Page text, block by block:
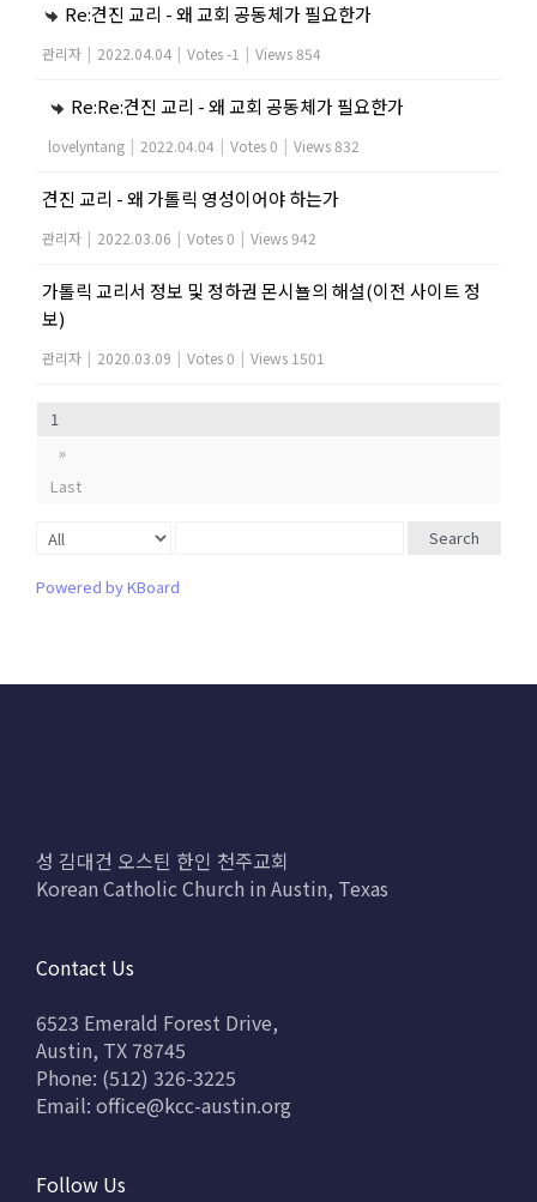
Re:견진 교리 - 왜 교회 공동체가 필요한가
관리자 | 2022.04.04 | Votes -1 | Views 854
Re:Re:견진 교리 - 왜 교회 공동체가 필요한가
lovelyntang | 2022.04.04 | Votes 0 | Views 832
견진 교리 - 왜 가톨릭 영성이어야 하는가
관리자 | 2022.03.06 | Votes 0 | Views 942
가톨릭 교리서 정보 및 정하권 몬시뇰의 해설(이전 사이트 정
보)
관리자 | 2020.03.09 | Votes 0 | Views 1501
1
»
Last
Search
Powered by KBoard
성 김대건 오스틴 한인 천주교회
Korean Catholic Church in Austin, Texas
Contact Us
6523 Emerald Forest Drive,
Austin, TX 78745
Phone: (512) 326-3225
Email: office@kcc-austin.org
Follow Us